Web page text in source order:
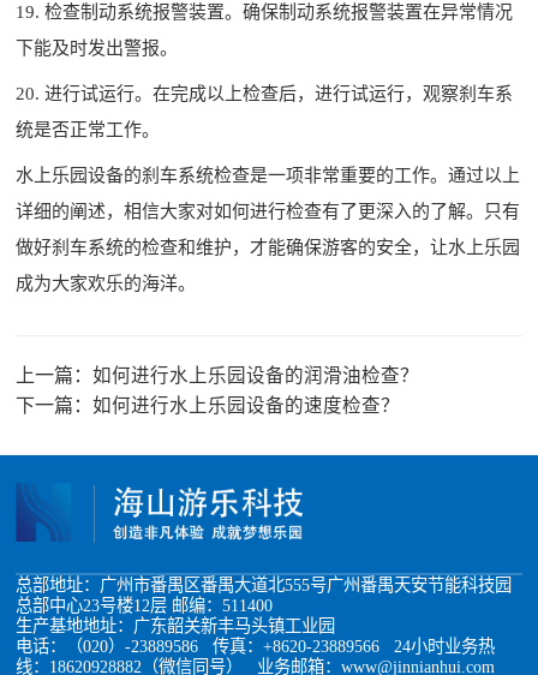
19. 检查制动系统报警装置。确保制动系统报警装置在异常情况
下能及时发出警报。
20. 进行试运行。在完成以上检查后，进行试运行，观察刹车系
统是否正常工作。
水上乐园设备的刹车系统检查是一项非常重要的工作。通过以上
详细的阐述，相信大家对如何进行检查有了更深入的了解。只有
做好刹车系统的检查和维护，才能确保游客的安全，让水上乐园
成为大家欢乐的海洋。
上一篇：如何进行水上乐园设备的润滑油检查？
下一篇：如何进行水上乐园设备的速度检查？
总部地址：广州市番禺区番禺大道北555号广州番禺天安节能科技园
总部中心23号楼12层 邮编：511400
生产基地地址：广东韶关新丰马头镇工业园
电话：（020）-23889586 传真：+8620-23889566 24小时业务热
线：18620928882（微信同号） 业务邮箱：www@jinnianhui.com